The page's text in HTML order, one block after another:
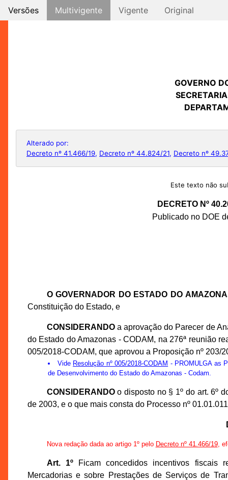
Versões Multivigente Vigente Original
GOVERNO
Alterado por:
Decreto nº 41.466/19, Decreto nº 44.824/21, Decreto nº
Este texto não
DECRETO Nº
Publicado no DOE
O GOVERNADOR DO ESTADO DO
Constituição do Estado, e
CONSIDERANDOa aprovação do Parecer de
do Estado do Amazonas - CODAM, na 276ª reunião
005/2018-CODAM, que aprovou a Proposição nº 203/
Vide Resolução nº 005/2018-CODAM - PROMULGA as
de Desenvolvimento do Estado do Amazonas - Codam.
CONSIDERANDOo disposto no § 1º do art. 6º
de 2003, e o que mais consta do Processo nº
Nova redação dada ao artigo 1º pelo Decreto nº 41.466/19,
Art. 1ºFicam concedidos incentivos fiscais
Mercadorias e sobre Prestações de Serviços de